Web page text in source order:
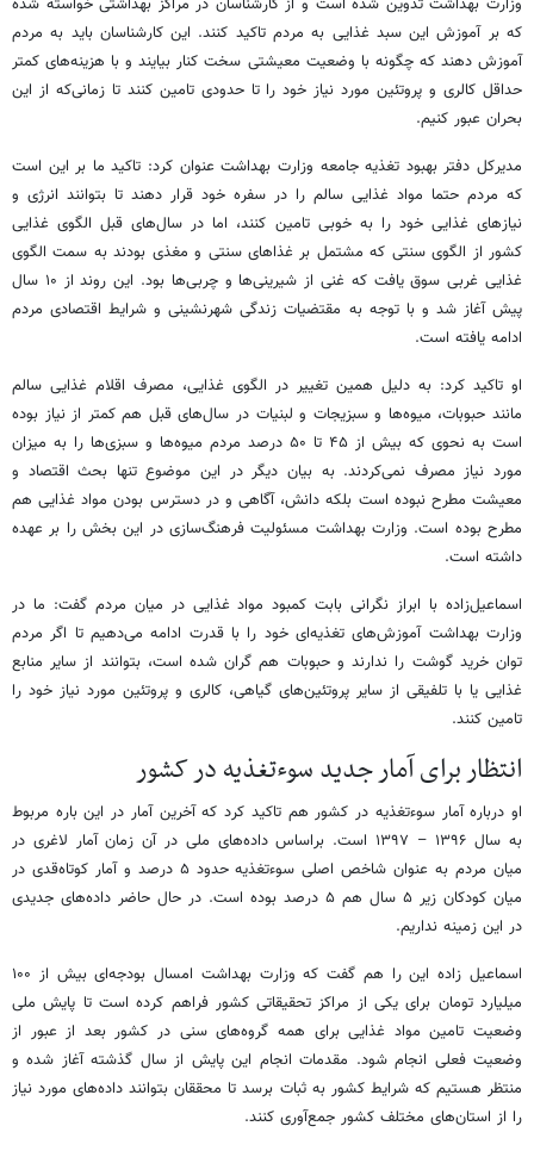
وزارت بهداشت تدوین شده است و از کارشناسان در مراکز بهداشتی خواسته شده
که بر آموزش این سبد غذایی به مردم تاکید کنند. این کارشناسان باید به مردم
آموزش دهند که چگونه با وضعیت معیشتی سخت کنار بیایند و با هزینه‌های کمتر
حداقل کالری و پروتئین مورد نیاز خود را تا حدودی تامین کنند تا زمانی‌که از این
بحران عبور کنیم.
مدیرکل دفتر بهبود تغذیه جامعه وزارت بهداشت عنوان کرد: تاکید ما بر این است
که مردم حتما مواد غذایی سالم را در سفره خود قرار دهند تا بتوانند انرژی و
نیازهای غذایی خود را به خوبی تامین کنند، اما در سال‌های قبل الگوی غذایی
کشور از الگوی سنتی که مشتمل بر غذاهای سنتی و مغذی بودند به سمت الگوی
غذایی غربی سوق یافت که غنی از شیرینی‌ها و چربی‌ها بود. این روند از ۱۰ سال
پیش آغاز شد و با توجه به مقتضیات زندگی شهرنشینی و شرایط اقتصادی مردم
ادامه یافته است.
او تاکید کرد: به دلیل همین تغییر در الگوی غذایی، مصرف اقلام غذایی سالم
مانند حبوبات، میوه‌ها و سبزیجات و لبنیات در سال‌های قبل هم کمتر از نیاز بوده
است به نحوی که بیش از ۴۵ تا ۵۰ درصد مردم میوه‌ها و سبزی‌ها را به میزان
مورد نیاز مصرف نمی‌کردند. به بیان دیگر در این موضوع تنها بحث اقتصاد و
معیشت مطرح نبوده است بلکه دانش، آگاهی و در دسترس بودن مواد غذایی هم
مطرح بوده است. وزارت بهداشت مسئولیت فرهنگ‌سازی در این بخش را بر عهده
داشته است.
اسماعیل‌زاده با ابراز نگرانی بابت کمبود مواد غذایی در میان مردم گفت: ما در
وزارت بهداشت آموزش‌های تغذیه‌ای خود را با قدرت ادامه می‌دهیم تا اگر مردم
توان خرید گوشت را ندارند و حبوبات هم گران شده است، بتوانند از سایر منابع
غذایی یا با تلفیقی از سایر پروتئین‌های گیاهی، کالری و پروتئین مورد نیاز خود را
تامین کنند.
انتظار برای آمار جدید سوء‌تغذیه در کشور
او درباره آمار سوء‌تغذیه در کشور هم تاکید کرد که آخرین آمار در این باره مربوط
به سال ۱۳۹۶ – ۱۳۹۷ است. براساس داده‌های ملی در آن زمان آمار لاغری در
میان مردم به عنوان شاخص اصلی سوءتغذیه حدود ۵ درصد و آمار کوتاه‌قدی در
میان کودکان زیر ۵ سال هم ۵ درصد بوده است. در حال حاضر داده‌های جدیدی
در این زمینه نداریم.
اسماعیل زاده این را هم گفت که وزارت بهداشت امسال بودجه‌ای بیش از ۱۰۰
میلیارد تومان برای یکی از مراکز تحقیقاتی کشور فراهم کرده است تا پایش ملی
وضعیت تامین مواد غذایی برای همه گروه‌های سنی در کشور بعد از عبور از
وضعیت فعلی انجام شود. مقدمات انجام این پایش از سال گذشته آغاز شده و
منتظر هستیم که شرایط کشور به ثبات برسد تا محققان بتوانند داده‌های مورد نیاز
را از استان‌های مختلف کشور جمع‌آوری کنند.